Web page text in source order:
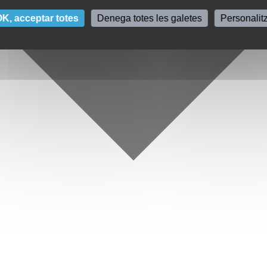
acceptar totes Denega totes les galetes